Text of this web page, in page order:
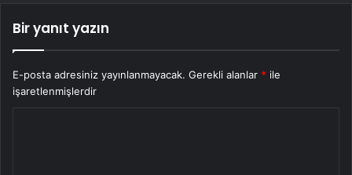
Bir yanıt yazın
E-posta adresiniz yayınlanmayacak. Gerekli alanlar * ile
işaretlenmişlerdir